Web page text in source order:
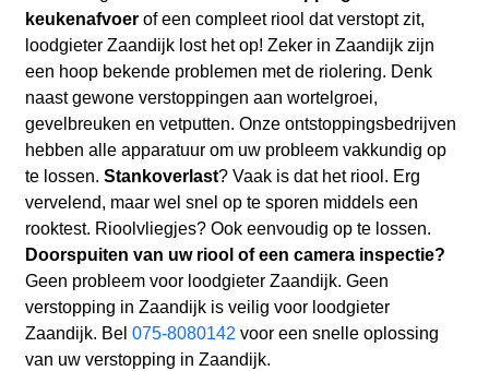
keukenafvoerof een compleet riool dat verstopt zit,
loodgieter Zaandijk lost het op! Zeker in Zaandijk zijn
een hoop bekende problemen met de riolering. Denk
naast gewone verstoppingen aan wortelgroei,
gevelbreuken en vetputten. Onze ontstoppingsbedrijven
hebben alle apparatuur om uw probleem vakkundig op
te lossen. Stankoverlast? Vaak is dat het riool. Erg
vervelend, maar wel snel op te sporen middels een
rooktest. Rioolvliegjes? Ook eenvoudig op te lossen.
Doorspuiten van uw riool of een camera inspectie?
Geen probleem voor loodgieter Zaandijk. Geen
verstopping in Zaandijk is veilig voor loodgieter
Zaandijk. Bel 075-8080142 voor een snelle oplossing
van uw verstopping in Zaandijk.